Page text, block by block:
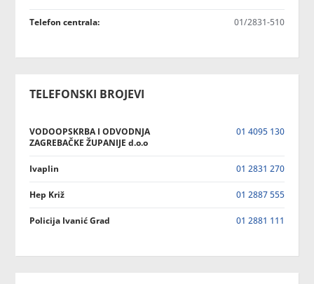
Telefon centrala: 01/2831-510
TELEFONSKI BROJEVI
VODOOPSKRBA I ODVODNJA
ZAGREBAČKE ŽUPANIJE d.o.o
01 4095 130
Ivaplin 01 2831 270
Hep Križ 01 2887 555
Policija Ivanić Grad 01 2881 111